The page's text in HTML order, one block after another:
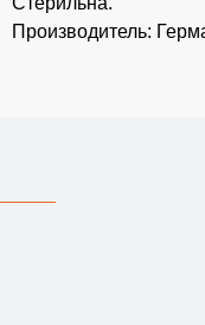
Производитель: